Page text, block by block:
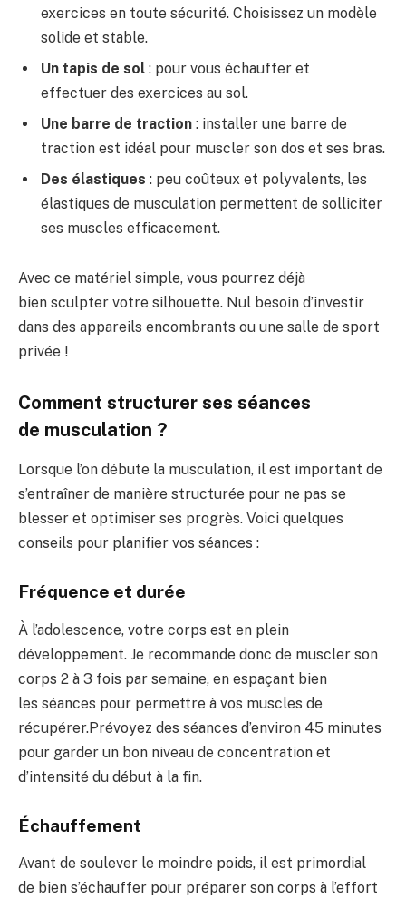
exercices en toute sécurité. Choisissez un modèle
solide et stable.
Un tapis de sol : pour vous échauffer et
effectuer des exercices au sol.
Une barre de traction : installer une barre de
traction est idéal pour muscler son dos et ses bras.
Des élastiques : peu coûteux et polyvalents, les
élastiques de musculation permettent de solliciter
ses muscles efficacement.
Avec ce matériel simple, vous pourrez déjà
bien sculpter votre silhouette. Nul besoin d’investir
dans des appareils encombrants ou une salle de sport
privée !
Comment structurer ses séances
de musculation ?
Lorsque l’on débute la musculation, il est important de
s’entraîner de manière structurée pour ne pas se
blesser et optimiser ses progrès. Voici quelques
conseils pour planifier vos séances :
Fréquence et durée
À l’adolescence, votre corps est en plein
développement. Je recommande donc de muscler son
corps 2 à 3 fois par semaine, en espaçant bien
les séances pour permettre à vos muscles de
récupérer.Prévoyez des séances d’environ 45 minutes
pour garder un bon niveau de concentration et
d’intensité du début à la fin.
Échauffement
Avant de soulever le moindre poids, il est primordial
de bien s’échauffer pour préparer son corps à l’effort